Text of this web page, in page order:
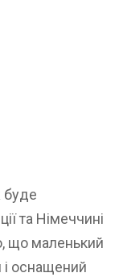
буде
та Німеччині
що маленький
оснащений